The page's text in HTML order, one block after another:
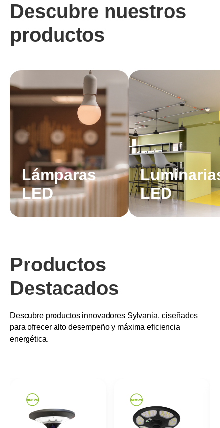
Descubre nuestros
productos
Lámparas
LED
LED
Productos
Destacados
Descubre productos innovadores Sylvania, diseñados
para ofrecer alto desempeño y máxima eficiencia
energética.